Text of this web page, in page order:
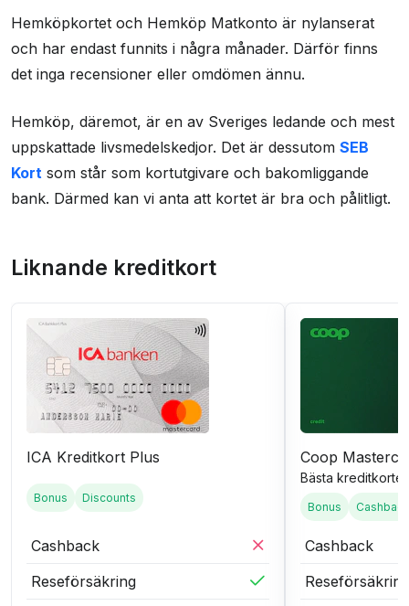
Hemköpkortet och Hemköp Matkonto är nylanserat
och har endast funnits i några månader. Därför finns
det inga recensioner eller omdömen ännu.
Hemköp, däremot, är en av Sveriges ledande och mest
uppskattade livsmedelskedjor. Det är dessutom SEB
Kort som står som kortutgivare och bakomliggande
bank. Därmed kan vi anta att kortet är bra och pålitligt.
Liknande kreditkort
ICA Kreditkort Plus
Bonus Discounts
Cashback
Reseförsäkring
Coop
Bästa
Bonus Cashback
Cashback
Reseförsäkring